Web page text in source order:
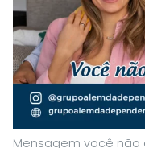
Mensagem você não